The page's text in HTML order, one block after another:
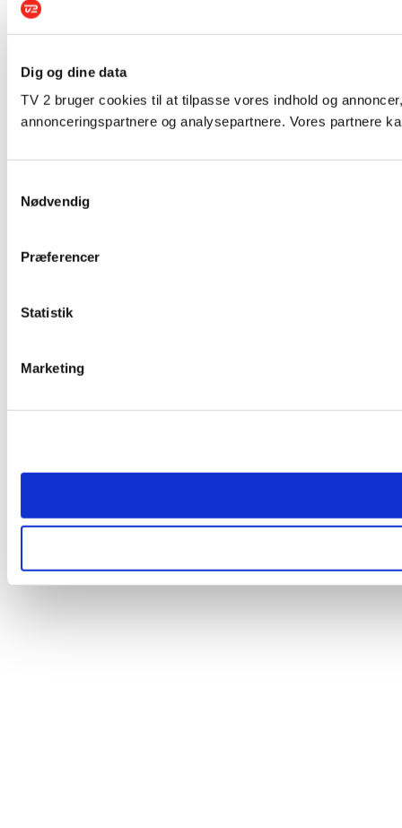
Dig og dine data
TV 2 bruger cookies til at tilpasse vores indhold og
annonceringspartnere og analysepartnere. Vores partnere
Nødvendig
Præferencer
Statistik
Marketing